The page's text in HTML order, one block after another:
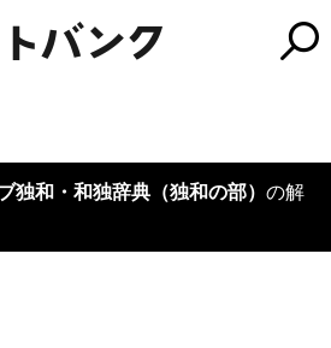
独和・和独辞典（独和の部） の解